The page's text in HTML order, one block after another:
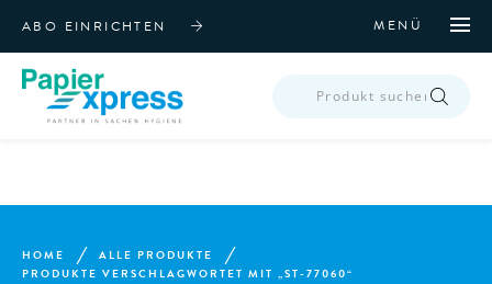
ABO EINRICHTEN MENÜ
SEARCH
HOME
ALLE PRODUKTE
PRODUKTE VERSCHLAGWORTET MIT „ST-77060“